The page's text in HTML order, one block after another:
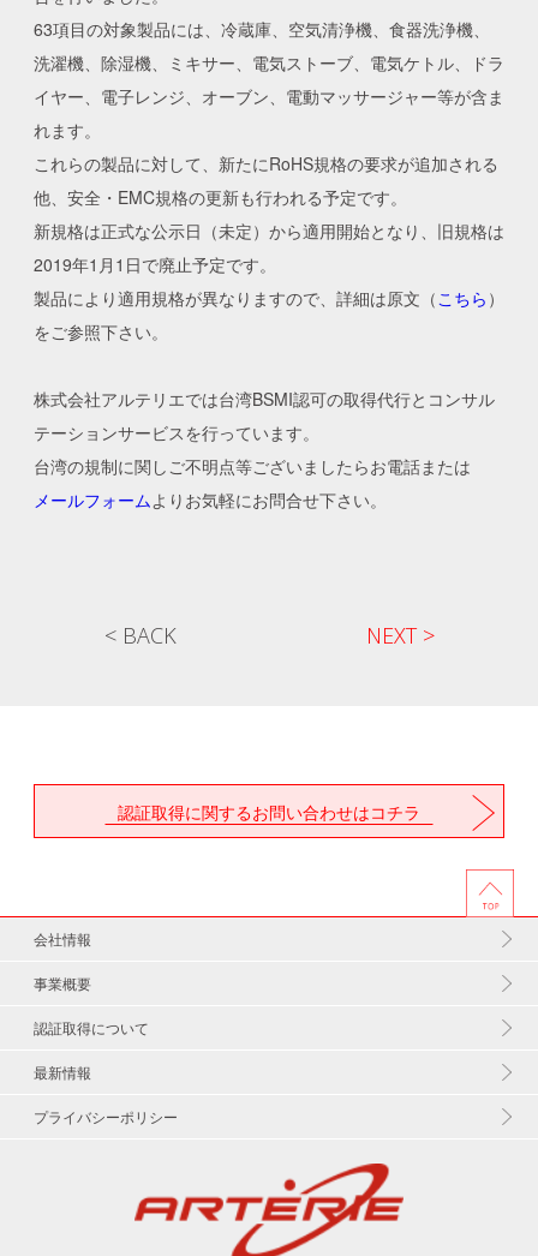
63項目の対象製品には、冷蔵庫、空気清浄機、食器洗浄機、
洗濯機、除湿機、ミキサー、電気ストーブ、電気ケトル、ドラ
イヤー、電子レンジ、オーブン、電動マッサージャー等が含ま
れます。
これらの製品に対して、新たにRoHS規格の要求が追加される
他、安全・EMC規格の更新も行われる予定です。
新規格は正式な公示日（未定）から適用開始となり、旧規格は
2019年1月1日で廃止予定です。
製品により適用規格が異なりますので、詳細は原文（こちら ）
をご参照下さい。
株式会社アルテリエでは台湾BSMI認可の取得代行とコンサル
テーションサービスを行っています。
台湾の規制に関しご不明点等ございましたらお電話または
メールフォームよりお気軽にお問合せ下さい。
< BACK NEXT >
認証取得に関するお問い合わせはコチラ
会社情報
事業概要
認証取得について
最新情報
プライバシーポリシー